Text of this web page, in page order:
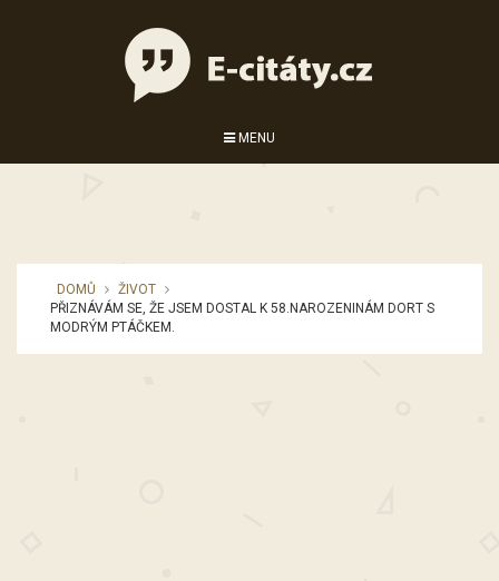
MENU
DOMŮ
ŽIVOT
PŘIZNÁVÁM SE, ŽE JSEM DOSTAL K 58.NAROZENINÁM DORT S
MODRÝM PTÁČKEM.